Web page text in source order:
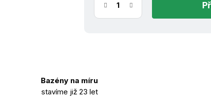
Bazény na míru
stavíme již 23 let